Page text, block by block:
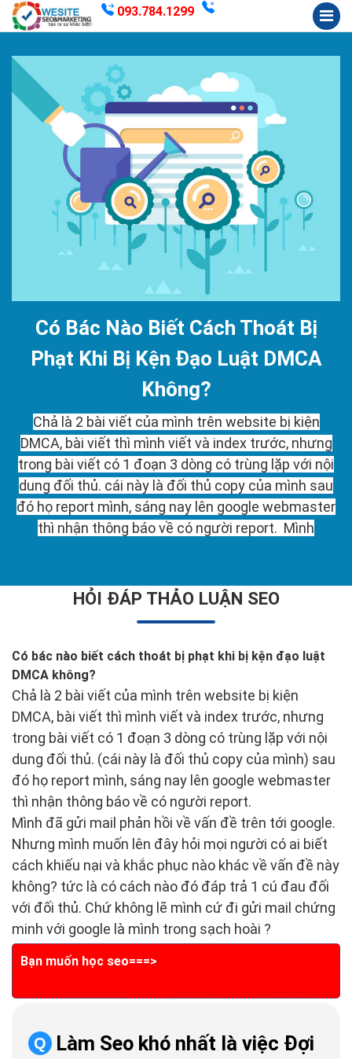
093.784.1299
Có Bác Nào Biết Cách Thoát Bị
Phạt Khi Bị Kện Đạo Luật DMCA
Không?
Chả là 2 bài viết của mình trên website bị kiện
DMCA, bài viết thì mình viết và index trước, nhưng
trong bài viết có 1 đoạn 3 dòng có trùng lặp với nội
dung đối thủ. cái này là đối thủ copy của mình sau
đó họ report mình, sáng nay lên google webmaster
thì nhận thông báo về có người report. Mình
HỎI ĐÁP THẢO LUẬN SEO
Có bác nào biết cách thoát bị phạt khi bị kện đạo luật
DMCA không?
Chả là 2 bài viết của mình trên website bị kiện
DMCA, bài viết thì mình viết và index trước, nhưng
trong bài viết có 1 đoạn 3 dòng có trùng lặp với nội
dung đối thủ. (cái này là đối thủ copy của mình) sau
đó họ report mình, sáng nay lên google webmaster
thì nhận thông báo về có người report.
Mình đã gửi mail phản hồi về vấn đề trên tới google.
Nhưng mình muốn lên đây hỏi mọi người có ai biết
cách khiếu nại và khắc phục nào khác về vấn đề này
không? tức là có cách nào đó đáp trả 1 cú đau đối
với đối thủ. Chứ không lẽ mình cứ đi gửi mail chứng
minh với google là mình trong sạch hoài ?
Bạn muốn học seo===>
Q
Làm Seo khó nhất là việc Đợi